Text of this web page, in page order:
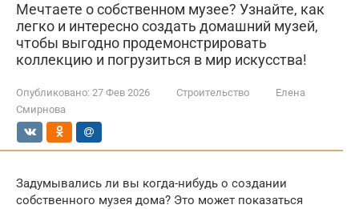
Мечтаете о собственном музее? Узнайте, как
легко и интересно создать домашний музей,
чтобы выгодно продемонстрировать
коллекцию и погрузиться в мир искусства!
Опубликовано: 27 Фев 2026 Строительство
Елена
Смирнова
Задумывались ли вы когда-нибудь о создании
собственного музея дома? Это может показаться